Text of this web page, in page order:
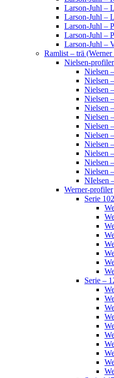
Larson-Juhl –
Larson-Juhl –
Larson-Juhl –
Larson-Juhl –
Larson-Juhl –
Ramlist – trä
Nielsen-profiler
Nielsen
Nielsen
Nielsen
Nielsen
Nielsen
Nielsen
Nielsen
Nielsen
Nielsen
Nielsen
Nielsen
Nielsen
NIelsen
Werner-profiler
Serie
Serie –